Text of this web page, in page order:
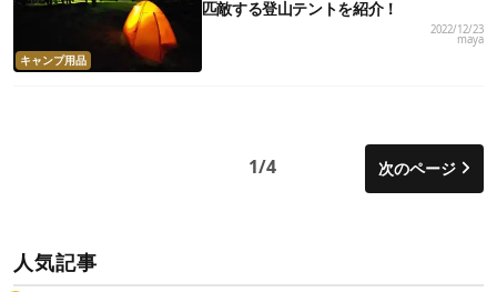
キャンプ用品
匹敵する登山テントを紹介！
2022/12/23
maya
1/4 次のページ
人気記事